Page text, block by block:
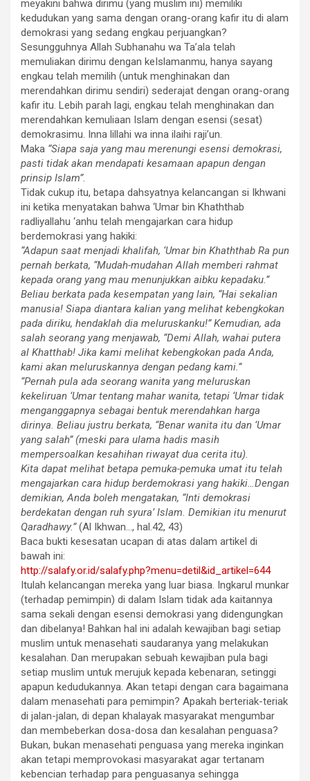
meyakini bahwa dirimu (yang muslim ini) memiliki
kedudukan yang sama dengan orang-orang kafir itu di alam
demokrasi yang sedang engkau perjuangkan?
Sesungguhnya Allah Subhanahu wa Ta’ala telah
memuliakan dirimu dengan keIslamanmu, hanya sayang
engkau telah memilih (untuk menghinakan dan
merendahkan dirimu sendiri) sederajat dengan orang-orang
kafir itu. Lebih parah lagi, engkau telah menghinakan dan
merendahkan kemuliaan Islam dengan esensi (sesat)
demokrasimu. Inna lillahi wa inna ilaihi raji’un.
Maka “Siapa saja yang mau merenungi esensi demokrasi,
pasti tidak akan mendapati kesamaan apapun dengan
prinsip Islam”.
Tidak cukup itu, betapa dahsyatnya kelancangan si Ikhwani
ini ketika menyatakan bahwa ‘Umar bin Khaththab
radliyallahu ‘anhu telah mengajarkan cara hidup
berdemokrasi yang hakiki:
“Adapun saat menjadi khalifah, ‘Umar bin Khaththab Ra pun
pernah berkata, “Mudah-mudahan Allah memberi rahmat
kepada orang yang mau menunjukkan aibku kepadaku.”
Beliau berkata pada kesempatan yang lain, “Hai sekalian
manusia! Siapa diantara kalian yang melihat kebengkokan
pada diriku, hendaklah dia meluruskanku!” Kemudian, ada
salah seorang yang menjawab, “Demi Allah, wahai putera
al Khatthab! Jika kami melihat kebengkokan pada Anda,
kami akan meluruskannya dengan pedang kami.”
“Pernah pula ada seorang wanita yang meluruskan
kekeliruan ‘Umar tentang mahar wanita, tetapi ‘Umar tidak
menganggapnya sebagai bentuk merendahkan harga
dirinya. Beliau justru berkata, “Benar wanita itu dan ‘Umar
yang salah” (meski para ulama hadis masih
mempersoalkan kesahihan riwayat dua cerita itu).
Kita dapat melihat betapa pemuka-pemuka umat itu telah
mengajarkan cara hidup berdemokrasi yang hakiki…Dengan
demikian, Anda boleh mengatakan, “Inti demokrasi
berdekatan dengan ruh syura’ Islam. Demikian itu menurut
Qaradhawy.”(Al Ikhwan…, hal.42, 43)
Baca bukti kesesatan ucapan di atas dalam artikel di
bawah ini:
http://salafy.or.id/salafy.php?menu=detil&id_artikel=644
Itulah kelancangan mereka yang luar biasa. Ingkarul munkar
(terhadap pemimpin) di dalam Islam tidak ada kaitannya
sama sekali dengan esensi demokrasi yang didengungkan
dan dibelanya! Bahkan hal ini adalah kewajiban bagi setiap
muslim untuk menasehati saudaranya yang melakukan
kesalahan. Dan merupakan sebuah kewajiban pula bagi
setiap muslim untuk merujuk kepada kebenaran, setinggi
apapun kedudukannya. Akan tetapi dengan cara bagaimana
dalam menasehati para pemimpin? Apakah berteriak-teriak
di jalan-jalan, di depan khalayak masyarakat mengumbar
dan membeberkan dosa-dosa dan kesalahan penguasa?
Bukan, bukan menasehati penguasa yang mereka inginkan
akan tetapi memprovokasi masyarakat agar tertanam
kebencian terhadap para penguasanya sehingga